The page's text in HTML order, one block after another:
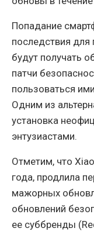
Попадание
последствия для
будут получать
патчи
пользоваться
Одним из
установка
энтузиастами.
Отметим, что
года, продлила
мажорных
обновлений
ее суббренды